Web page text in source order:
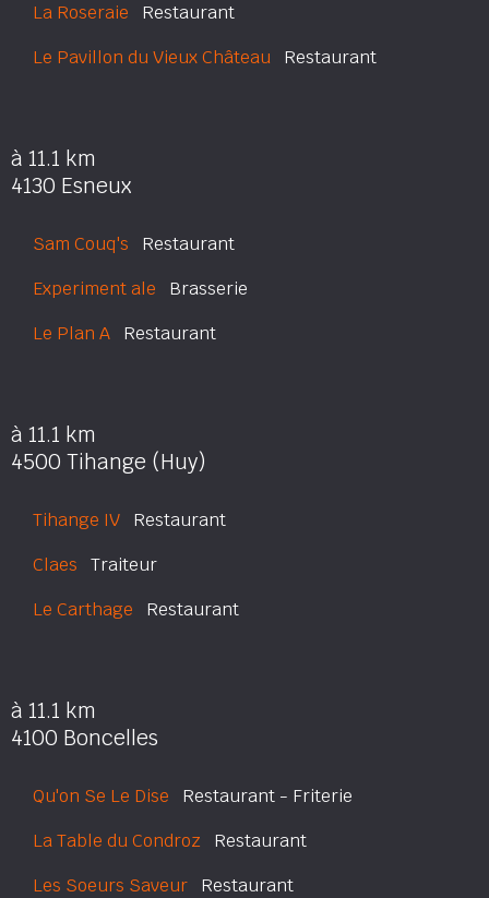
La Roseraie Restaurant
Le Pavillon du Vieux Château Restaurant
à 11.1 km
4130 Esneux
Sam Couq's Restaurant
Experiment ale Brasserie
Le Plan A Restaurant
à 11.1 km
4500 Tihange (Huy)
Tihange IV Restaurant
Claes Traiteur
Le Carthage Restaurant
à 11.1 km
4100 Boncelles
Qu'on Se Le Dise Restaurant - Friterie
La Table du Condroz Restaurant
Les Soeurs Saveur Restaurant